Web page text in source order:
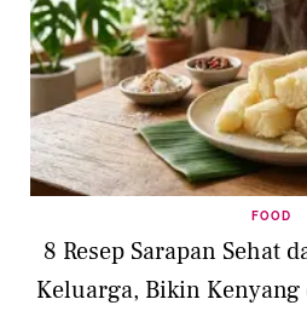
FOOD
8 Resep Sarapan Sehat
Keluarga, Bikin